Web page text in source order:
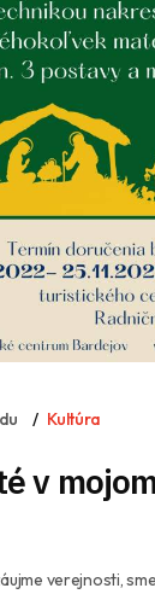
Kultúra
v
verejnosti,